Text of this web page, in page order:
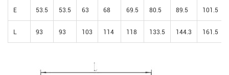
E 53.5 53.5 63 68 69.5 80.5 89.5 101.5
L 93 93 103 114 118 133.5 144.3 161.5